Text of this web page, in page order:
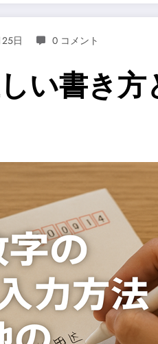
日 0 コメント
い書き